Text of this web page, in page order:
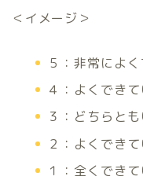
＜イメージ＞
５：非常によ
４：よくできて
３：どちらと
２：よくでき
１：全くでき